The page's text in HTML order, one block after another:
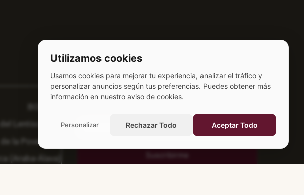
Utilizamos cookies
Usamos cookies para mejorar tu experiencia, analizar el tráfico y
personalizar anuncios según tus preferencias. Puedes obtener más
información en nuestro aviso de cookies.
Personalizar Rechazar Todo Aceptar Todo
del Lentisco S.L.
de la Poveda 16
(Araba-Álava)